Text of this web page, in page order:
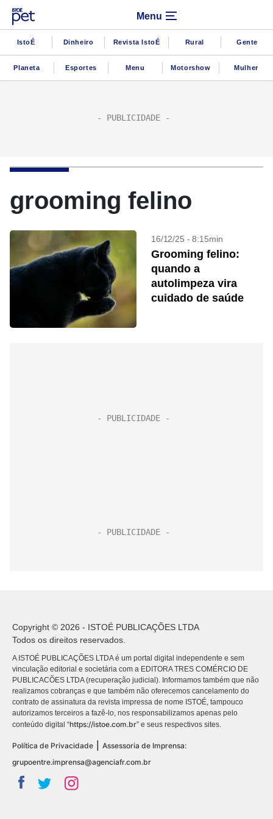
Menu
IstoÉ Dinheiro Revista IstoÉ Rural Gente
Planeta Esportes Menu Motorshow Mulher
grooming felino
16/12/25 - 8:15min
Grooming felino:
quando a
autolimpeza vira
cuidado de saúde
Copyright © 2026 - ISTOÉ PUBLICAÇÕES LTDA
Todos os direitos reservados.
A ISTOÉ PUBLICAÇÕES LTDA é um portal digital independente e sem
vinculação editorial e societária com a EDITORA TRES COMÉRCIO DE
PUBLICACÕES LTDA (recuperação judicial). Informamos também que não
realizamos cobranças e que também não oferecemos cancelamento do
contrato de assinatura da revista impressa de nome ISTOÉ, tampouco
autorizamos terceiros a fazê-lo, nos responsabilizamos apenas pelo
conteúdo digital “https://istoe.com.br” e seus respectivos sites.
Política de Privacidade
Assessoria de Imprensa:
grupoentre.imprensa@agenciafr.com.br